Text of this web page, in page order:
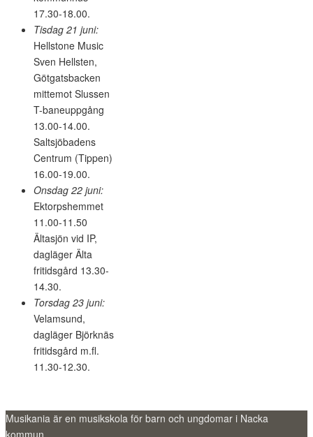
17.30-18.00.
Tisdag 21 juni:
Hellstone Music
Sven Hellsten,
Götgatsbacken
mittemot Slussen
T-baneuppgång
13.00-14.00.
Saltsjöbadens
Centrum (Tippen)
16.00-19.00.
Onsdag 22 juni:
Ektorpshemmet
11.00-11.50
Ältasjön vid IP,
dagläger Älta
fritidsgård 13.30-
14.30.
Torsdag 23 juni:
Velamsund,
dagläger Björknäs
fritidsgård m.fl.
11.30-12.30.
Musikania är en musikskola för barn och ungdomar i Nacka
kommun.